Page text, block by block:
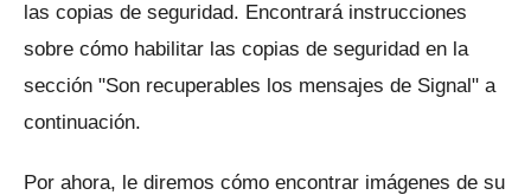
las copias de seguridad. Encontrará instrucciones
sobre cómo habilitar las copias de seguridad en la
sección "Son recuperables los mensajes de Signal" a
continuación.
Por ahora, le diremos cómo encontrar imágenes de su